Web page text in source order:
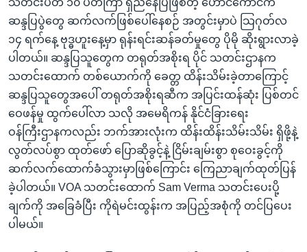
ရန်
ရှာဖွေ
ရန်
နေရာ
သို့
ကျော်
ရန်
ဘာသာစကားများ
ဆန္ဒပြပွဲတွေ ဆက်လက်ဖြစ်ပေါ်နေစဉ် အတွင်းမှာပဲ သြဂုတ်လ
၁၄ ရက်နေ့ ဗုဒ္ဓဟူးနေ့မှာ ရုန်းရင်းဆန်ခတ်မှုတွေ ပိုမို ဆိုးရွားလာခဲ့
ပါတယ်။ ဆန္ဒပြသူတွေက တရုတ်အစိုးရ ပိုင် သတင်းဌာနက
သတင်းထောက် တစ်ယောက်ကို ခေတ္တ ထိန်းသိမ်းခဲ့တာကြောင့်
ဆန္ဒပြသူတွေအပေါ် တရုတ်အစိုးရဆီက အပြင်းထန်ဆုံး ပြစ်တင်
ဝေဖန်မှု ထွက်ပေါ်လာ သလို အမေရိကန် နိုင်ငံခြားရေး
ဝန်ကြီးဌာနကလည်း ဘက်အားလုံးက ထိန်းထိန်းသိမ်းသိမ်း ရှိဖို့နဲ့
လွတ်လပ်စွာ ထုတ်ဖော် ပြောဆိုခွင့်နဲ့ ငြိမ်းချမ်းစွာ စုဝေးခွင့်ကို
ဆက်လက်ထောက်ခံသွားမှာဖြစ်ကြောင်း ကြေညာချက်ထုတ်ပြန်
ခဲ့ပါတယ်။ VOA သတင်းထောက် Sam Verma သတင်းပေးပို့
ချက်ကို အခြေခံပြီး ကိုရဲမင်းထွန်းက အပြည့်အစုံကို တင်ပြပေး
ပါမယ်။